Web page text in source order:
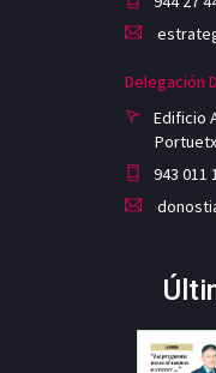
Delegación
Edificio
943 011